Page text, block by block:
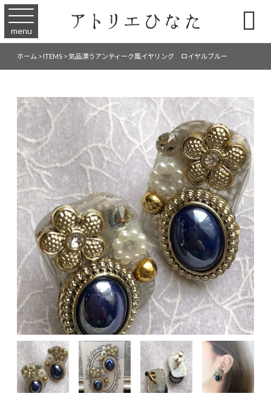
menu 
ホーム>ITEMS>気品漂うアンティーク風イヤリング ロイヤルブルー